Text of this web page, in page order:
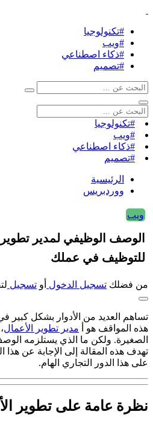
#تكنولوجيا
#ويب
#ذكاء اصطناعي
#تصميم
#تكنولوجيا
#ويب
#ذكاء اصطناعي
#تصميم
الرئيسية
ووردبريس
ويب
الوصف الوظيفي لمدير
للتوظيف في عملك
من فضلك تسجيل الدخول أو تسجيل
تساهم العديد من الأدوار بشكل كبير
هذه المواقف هو أ مدير تطوير الأعمال
الصغيرة. ولكن ما الذي يستلزمه
تهدف هذه المقالة إلى الإجابة عن هذا
على هذا الدور التجاري الهام.
نظرة عامة على تطوير